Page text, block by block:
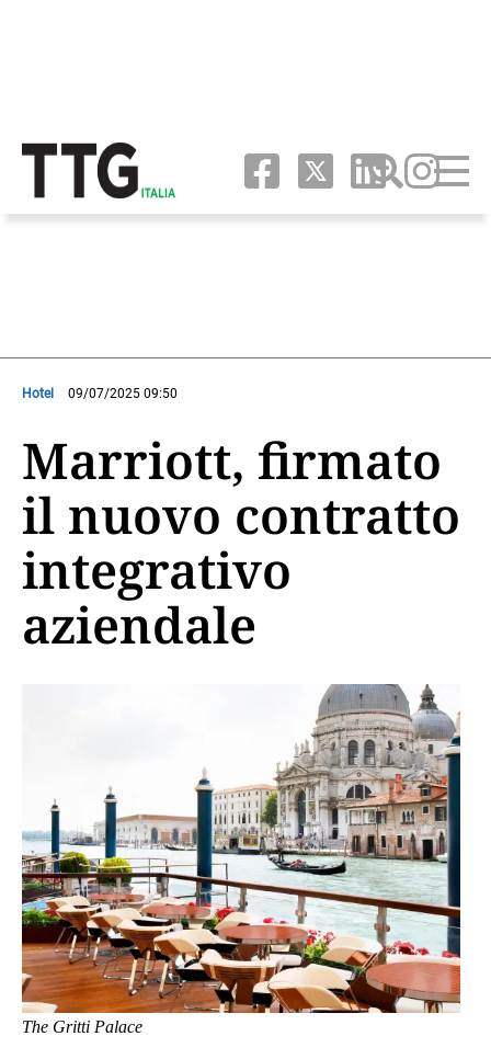
Hotel 09/07/2025 09:50
Marriott, firmato
il nuovo contratto
integrativo
aziendale
The Gritti Palace